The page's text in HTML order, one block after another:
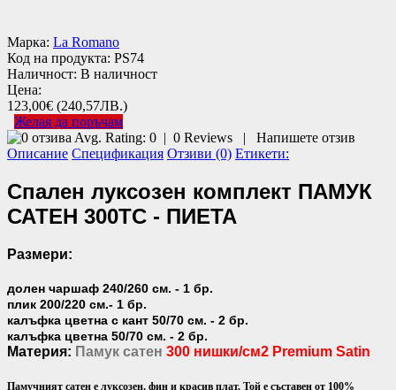
Марка: La Romano
Код на продукта: PS74
Наличност: В наличност
Цена:
123,00€ (240,57ЛВ.)
Желая да поръчам
Avg. Rating: 0 | 0 Reviews | Напишете отзив
Описание Спецификация Отзиви (0) Етикети:
Спален луксозен комплект ПАМУК
САТЕН 300TC - ПИЕТА
Размери:
долен чаршаф 240/260 см. - 1 бр.
плик 200/220 см.- 1 бр.
калъфка цветна с кант 50/70 см. - 2 бр.
калъфка цветна 50/70 см. - 2 бр.
Материя: Памук сатен 300 нишки/см2 Premium Satin
Памучният сатен е луксозен, фин и красив плат. Той е съставен от 100%